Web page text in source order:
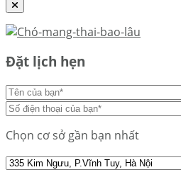
Đặt lịch hẹn
Chọn cơ sở gần bạn nhất